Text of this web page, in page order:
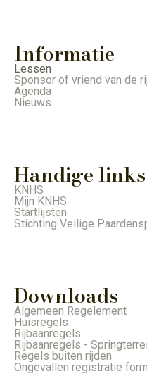
Informatie
Lessen
Sponsor of vriend van de
Agenda
Nieuws
Handige links
KNHS
Mijn KNHS
Startlijsten
Stichting Veilige
Downloads
Algemeen Regelement
Huisregels
Rijbaanregels
Rijbaanregels -
Regels buiten rijden
Ongevallen registratie